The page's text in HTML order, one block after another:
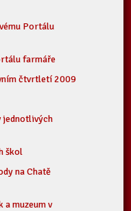
Portálu
farmáře
čtvrtletí 2009
jednotlivých
škol
na Chatě
a muzeum v